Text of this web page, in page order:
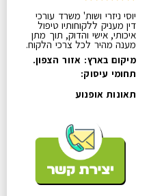
יוסי ניזרי ושות' משרד עורכי
דין מעניק ללקוחותיו טיפול
איכותי, אישי והדוק, תוך מתן
מענה מהיר לכל צרכי הלקוח.
מיקום בארץ: אזור הצפון.
תחומי עיסוק:
תאונות אופנוע